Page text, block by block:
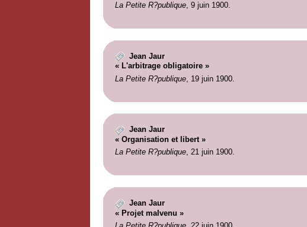
La Petite R?publique, 9 juin 1900.
Jean Jaur
« L'arbitrage obligatoire »
La Petite R?publique, 19 juin 1900.
Jean Jaur
« Organisation et libert »
La Petite R?publique, 21 juin 1900.
Jean Jaur
« Projet malvenu »